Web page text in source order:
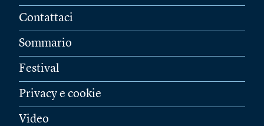
Contattaci
Sommario
Festival
Privacy e cookie
Video